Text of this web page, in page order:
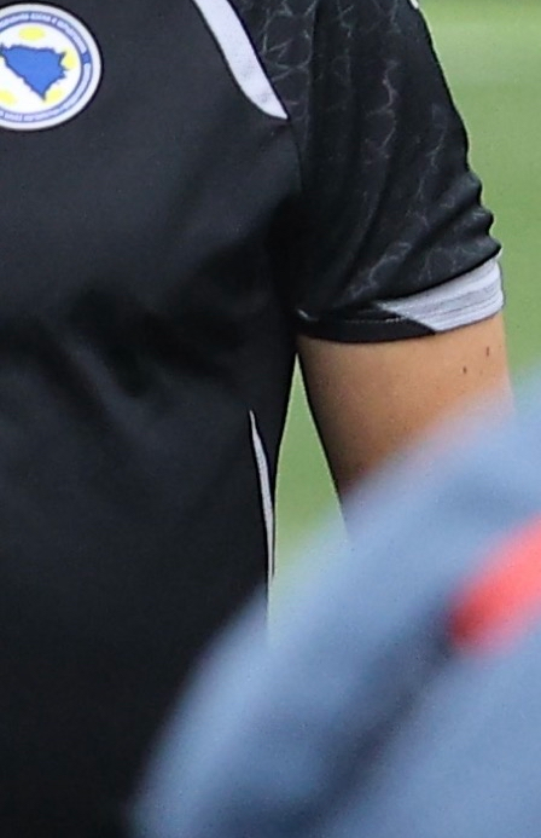
Jovo Lukić nastavlja briljirati: Pogledajte novi gol
6 dan 15 h
Jovo Lukić ponovo zabio: Pogledajte sjajan
pogodak bh. napadača!
1 sedmica 6 dan